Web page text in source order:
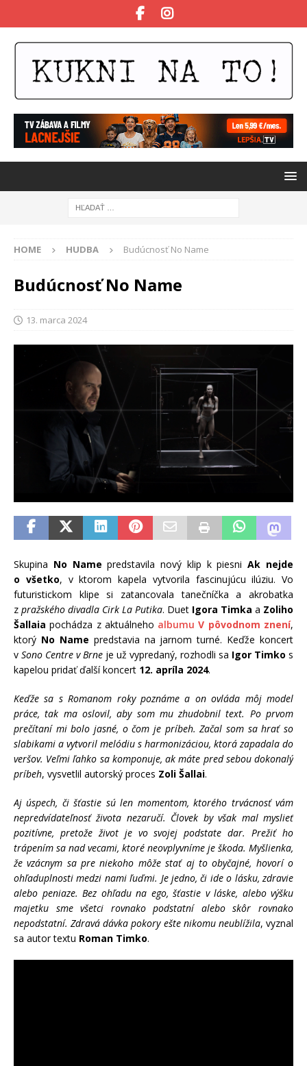
HOME HUDBA Budúcnosť No Name
Budúcnosť No Name
13. marca 2024
Skupina No Name predstavila nový klip k piesniAk nejde
o všetko, v ktorom kapela vytvorila fascinujúcu ilúziu. Vo
futuristickom klipe si zatancovala tanečníčka a akrobatka
z pražského divadla Cirk La Putika. Duet Igora Timka a Zoliho
Šallaia pochádza z aktuálneho albumuV pôvodnom znení,
ktorý No Name predstavia na jarnom turné. Keďže koncert
v Sono Centre v Brne je už vypredaný, rozhodli sa Igor Timko s
kapelou pridať ďalší koncert 12. apríla 2024.
Keďže sa s Romanom roky poznáme a on ovláda môj model
práce, tak ma oslovil, aby som mu zhudobnil text. Po prvom
prečítaní mi bolo jasné, o čom je príbeh. Začal som sa hrať so
slabikami a vytvoril melódiu s harmonizáciou, ktorá zapadala do
veršov. Veľmi ľahko sa komponuje, ak máte pred sebou dokonalý
príbeh, vysvetlil autorský proces Zoli Šallai.
Aj úspech, či šťastie sú len momentom, ktorého trvácnosť vám
nepredvídateľnosť života nezaručí. Človek by však mal myslieť
pozitívne, pretože život je vo svojej podstate dar. Prežiť ho
trápením sa nad vecami, ktoré neovplyvníme je škoda. Myšlienka,
že vzácnym sa pre niekoho môže stať aj to obyčajné, hovorí o
ohľaduplnosti medzi nami ľuďmi. Je jedno, či ide o lásku, zdravie
alebo peniaze. Bez ohľadu na ego, šťastie v láske, alebo výšku
majetku sme všetci rovnako podstatní alebo skôr rovnako
nepodstatní. Zdravá dávka pokory ešte nikomu neublížila, vyznal
sa autor textu Roman Timko.